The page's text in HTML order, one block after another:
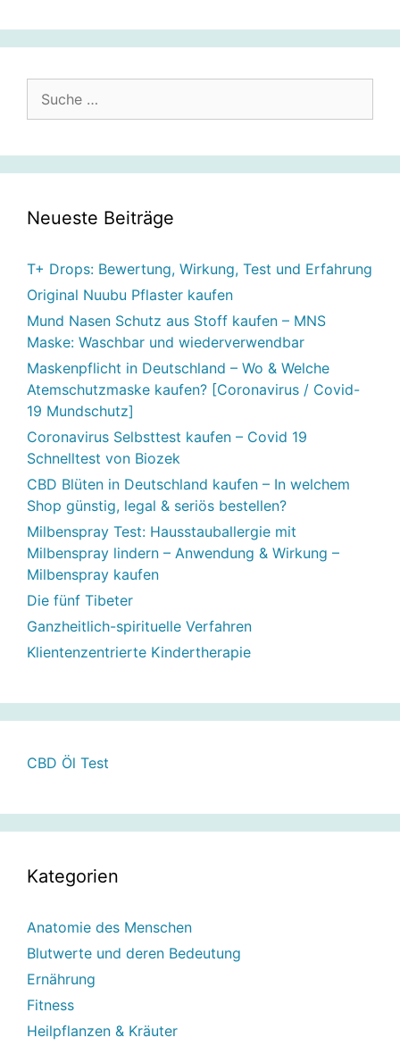
nach:
Neueste Beiträge
T+ Drops: Bewertung, Wirkung, Test und Erfahrung
Original Nuubu Pflaster kaufen
Mund Nasen Schutz aus Stoff kaufen – MNS
Maske: Waschbar und wiederverwendbar
Maskenpflicht in Deutschland – Wo & Welche
Atemschutzmaske kaufen? [Coronavirus / Covid-
19 Mundschutz]
Coronavirus Selbsttest kaufen – Covid 19
Schnelltest von Biozek
CBD Blüten in Deutschland kaufen – In welchem
Shop günstig, legal & seriös bestellen?
Milbenspray Test: Hausstauballergie mit
Milbenspray lindern – Anwendung & Wirkung –
Milbenspray kaufen
Die fünf Tibeter
Ganzheitlich-spirituelle Verfahren
Klientenzentrierte Kindertherapie
CBD Öl Test
Kategorien
Anatomie des Menschen
Blutwerte und deren Bedeutung
Ernährung
Fitness
Heilpflanzen & Kräuter